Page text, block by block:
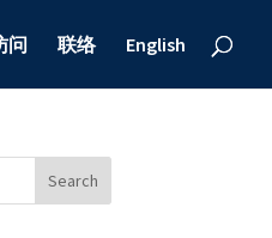
问 联络 English